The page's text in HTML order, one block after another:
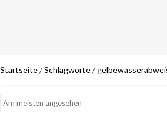
Startseite/Schlagworte/